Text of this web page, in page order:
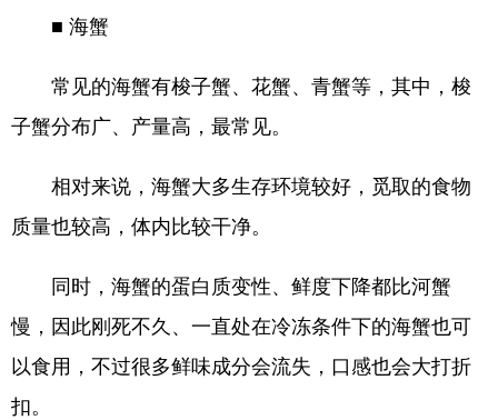
■ 海蟹
常见的海蟹有梭子蟹、花蟹、青蟹等，其中，梭
子蟹分布广、产量高，最常见。
相对来说，海蟹大多生存环境较好，觅取的食物
质量也较高，体内比较干净。
同时，海蟹的蛋白质变性、鲜度下降都比河蟹
慢，因此刚死不久、一直处在冷冻条件下的海蟹也可
以食用，不过很多鲜味成分会流失，口感也会大打折
扣。